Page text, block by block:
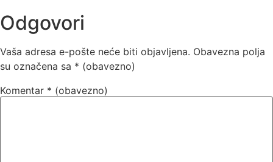
Odgovori
Vaša adresa e-pošte neće biti objavljena. Obavezna polja
su označena sa * (obavezno)
Komentar * (obavezno)